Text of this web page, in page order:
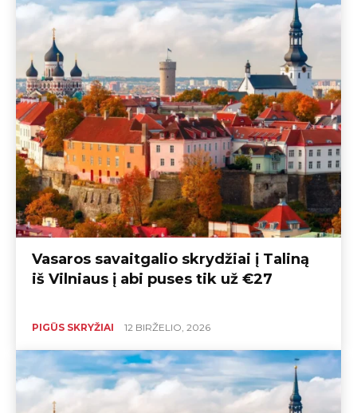
Vasaros savaitgalio skrydžiai į Taliną
iš Vilniaus į abi puses tik už €27
PIGŪS SKRYŽIAI 12 BIRŽELIO, 2026